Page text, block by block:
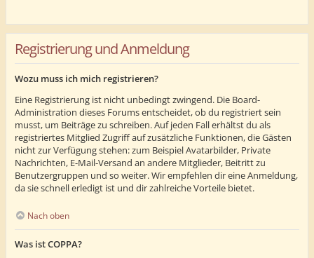
Registrierung und Anmeldung
Wozu muss ich mich registrieren?
Eine Registrierung ist nicht unbedingt zwingend. Die Board-
Administration dieses Forums entscheidet, ob du registriert sein
musst, um Beiträge zu schreiben. Auf jeden Fall erhältst du als
registriertes Mitglied Zugriff auf zusätzliche Funktionen, die Gästen
nicht zur Verfügung stehen: zum Beispiel Avatarbilder, Private
Nachrichten, E-Mail-Versand an andere Mitglieder, Beitritt zu
Benutzergruppen und so weiter. Wir empfehlen dir eine Anmeldung,
da sie schnell erledigt ist und dir zahlreiche Vorteile bietet.
Nach oben
Was ist COPPA?